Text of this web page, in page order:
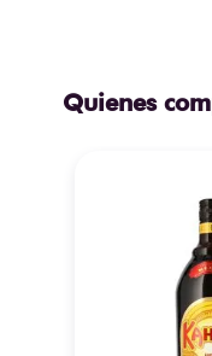
Quienes